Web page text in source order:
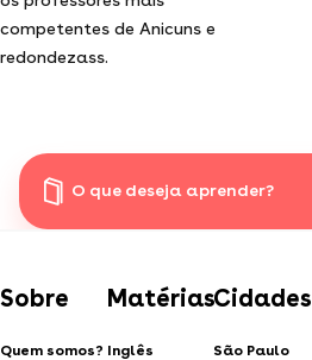
competentes de Anicuns e
redondezass.
O que deseja aprender?
Sobre
Quem somos?
Matérias
Inglês
Cidades
São Paulo